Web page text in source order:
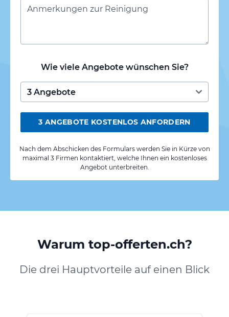
Wie viele Angebote wünschen Sie?
3 ANGEBOTE KOSTENLOS ANFORDERN
Nach dem Abschicken des Formulars werden Sie in Kürze von
maximal 3 Firmen kontaktiert, welche Ihnen ein kostenloses
Angebot unterbreiten.
Warum top-offerten.ch?
Die drei Hauptvorteile auf einen Blick